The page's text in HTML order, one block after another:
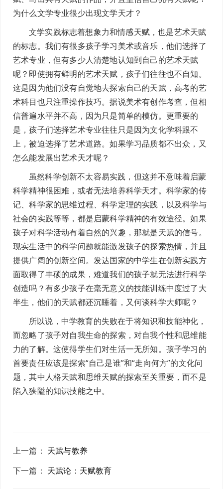
为什么文学专业很少出现文学天才？
文学实践标志着想象力和情感天赋，也是艺术天赋
的标志。我们有很多孩子学习美术或音乐，他们选择了
艺术专业，但有多少人清楚地认知到自己的艺术天赋
呢？即使拥有鲜明的艺术天赋，孩子们往往也不自知。
这是因为他们没有自觉地去探索自己的天赋，高考的艺
术科目也只注重操作技巧。据说美术有创作考查，但相
信普遍水平并不高，因为只是简单的模仿。更重要的
是，孩子们选择艺术专业往往只是因为文化学科跟不
上，被迫选择了艺术道路。如果学习品质都不出众，又
怎么能发展出艺术天才呢？
虽然科学创新不太容易实践，但这并不意味着启蒙
科学精神很困难，或者无法培养科学天才。科学家的传
记、科学家的思维过程、科学定理的实践，以及科学与
社会的实践等等，都是启蒙科学精神的有效途径。如果
孩子对科学活动有着自然的兴趣，那就是天赋的信号。
现实生活中的科学问题就能激发孩子的探索热情，并且
提供广阔的创新空间。发达国家的中学生在创新实践方
面取得了丰硕的成果，难道我们的孩子就无法进行科学
创造吗？有多少孩子在毫无意义的技能训练中度过了大
半生，他们的天赋都还沉睡着，又何谈科学大师呢？
所以说，中学教育的失败在于将知识和技能神化，
而忽略了孩子对自我生命的探索，对自我个性和思维能
力的了解。这使得学生们对生活一无所知。孩子学习的
首要责任应该是探索“自己是谁”和“走向何方”的文化问
题，其中人格天赋和思维天赋的探索至关重要，而不是
陷入狭隘的知识技能之中。
上一篇 ： 天赋与教养
下一篇 ： 天赋论：天赋教育